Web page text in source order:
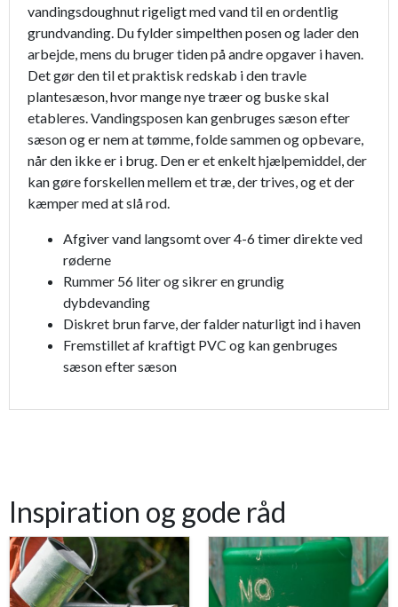
vandingsdoughnut rigeligt med vand til en ordentlig
grundvanding. Du fylder simpelthen posen og lader den
arbejde, mens du bruger tiden på andre opgaver i haven.
Det gør den til et praktisk redskab i den travle
plantesæson, hvor mange nye træer og buske skal
etableres. Vandingsposen kan genbruges sæson efter
sæson og er nem at tømme, folde sammen og opbevare,
når den ikke er i brug. Den er et enkelt hjælpemiddel, der
kan gøre forskellen mellem et træ, der trives, og et der
kæmper med at slå rod.
Afgiver vand langsomt over 4-6 timer direkte ved
røderne
Rummer 56 liter og sikrer en grundig
dybdevanding
Diskret brun farve, der falder naturligt ind i haven
Fremstillet af kraftigt PVC og kan genbruges
sæson efter sæson
Inspiration og gode råd